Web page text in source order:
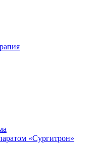
«Сургитрон»‎